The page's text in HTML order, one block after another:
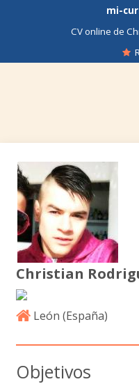
mi-
CV online de
Christian
León (España)
Objetivos